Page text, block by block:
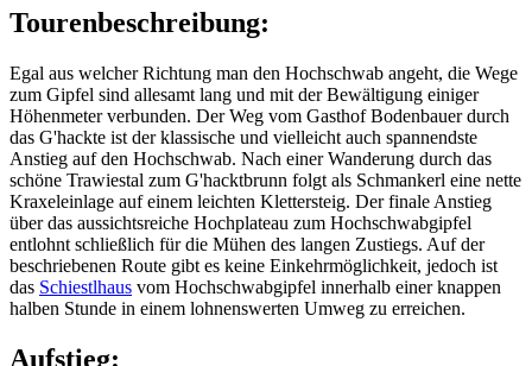
Tourenbeschreibung:
Egal aus welcher Richtung man den Hochschwab angeht, die Wege
zum Gipfel sind allesamt lang und mit der Bewältigung einiger
Höhenmeter verbunden. Der Weg vom Gasthof Bodenbauer durch
das G'hackte ist der klassische und vielleicht auch spannendste
Anstieg auf den Hochschwab. Nach einer Wanderung durch das
schöne Trawiestal zum G'hacktbrunn folgt als Schmankerl eine nette
Kraxeleinlage auf einem leichten Klettersteig. Der finale Anstieg
über das aussichtsreiche Hochplateau zum Hochschwabgipfel
entlohnt schließlich für die Mühen des langen Zustiegs. Auf der
beschriebenen Route gibt es keine Einkehrmöglichkeit, jedoch ist
das Schiestlhaus vom Hochschwabgipfel innerhalb einer knappen
halben Stunde in einem lohnenswerten Umweg zu erreichen.
Aufstieg: